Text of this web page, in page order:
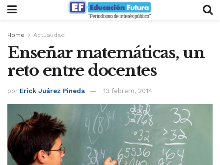
Home Actualidad
Enseñar matemáticas, un
reto entre docentes
por Erick Juárez Pineda 13 febrero, 2014